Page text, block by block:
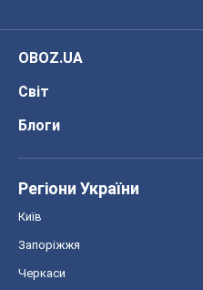
OBOZ.UA
Світ
Блоги
Регіони України
Київ
Запоріжжя
Черкаси